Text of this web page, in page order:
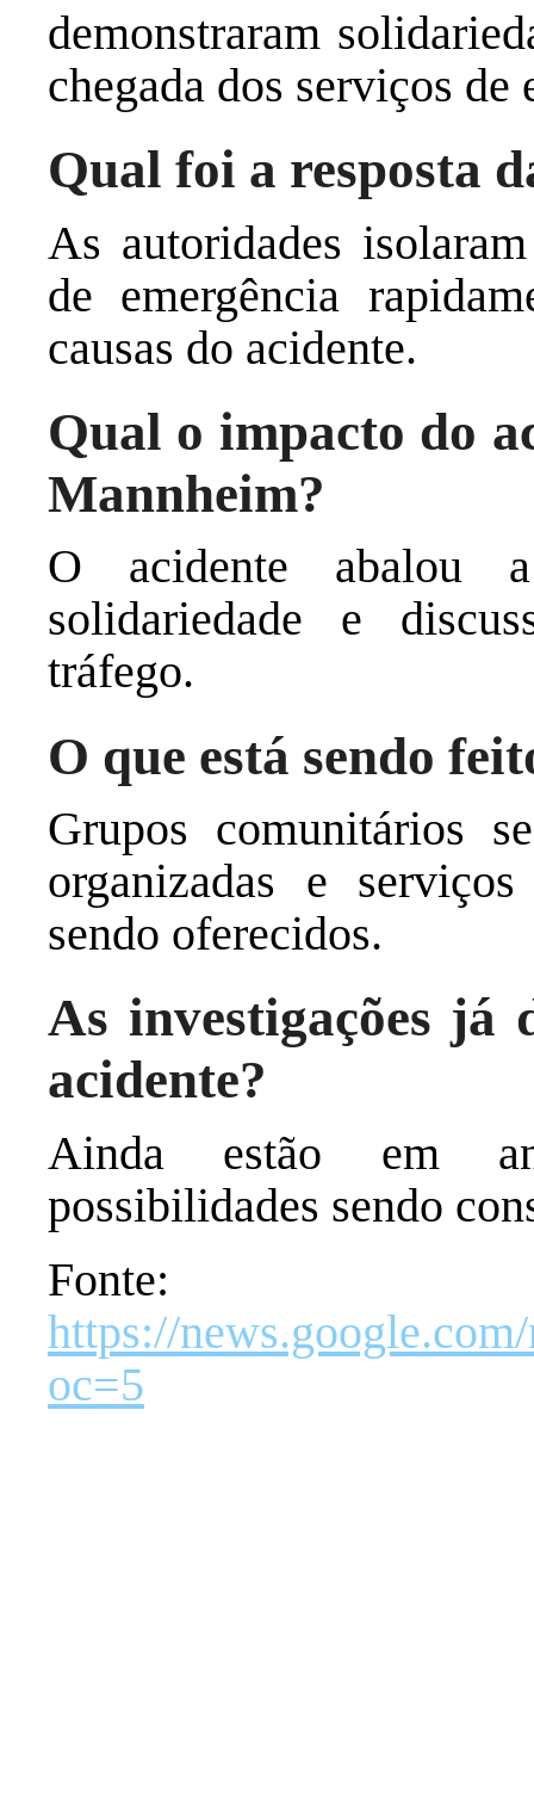
demonstraram
chegada dos serviços de
Qual foi a resposta
As autoridades
de emergência
causas do acidente.
Qual o impacto do
Mannheim?
O acidente abalou
solidariedade e
tráfego.
O que está sendo
Grupos comunitários
organizadas e
sendo oferecidos.
As investigações já
acidente?
Ainda estão em
possibilidades sendo
Fonte:
https://
oc=5